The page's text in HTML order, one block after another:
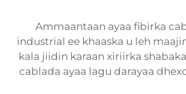
Ammaantaan ayaa fibirka
industrial ee khaaska u leh
kala jiidin karaan xiriirka
cablada ayaa lagu darayaa